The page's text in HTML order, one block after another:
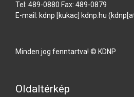
Tel: 489-0880 Fax: 489-0879
E-mail: kdnp [kukac] kdnp.hu
Minden jog fenntartva! © KDNP
Oldaltérkép